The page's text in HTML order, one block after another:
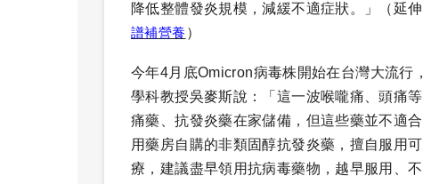
降低整體發炎規模，減緩不適症狀。」
（延
譜補營養 ）
今年4月底Omicron病毒株開始在台灣大流行
學科教授吳麥斯說：「這一波喉嚨痛、頭痛
痛藥、抗發炎藥在家儲備，但這些藥並不適
用藥房自購的非類固醇抗發炎藥，擅自服用
療，建議盡早領用抗病毒藥物，越早服用、不